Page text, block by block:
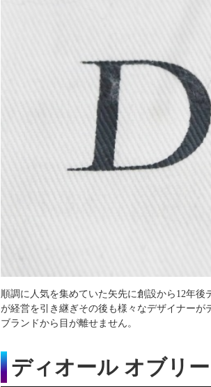
順調に人気を集めていた矢先に創設から12年
が経営を引き継ぎその後も様々なデザイナー
ブランドから目が離せません。
ディオール オブリ